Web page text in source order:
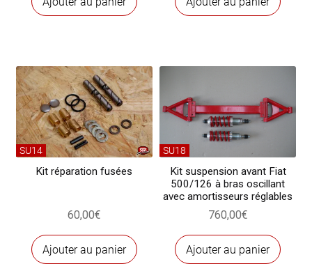
SU14
Kit réparation fusées
60,00€
Ajouter au panier
SU18
Kit suspension avant Fiat
500/126 à bras oscillant
avec amortisseurs réglables
760,00€
Ajouter au panier